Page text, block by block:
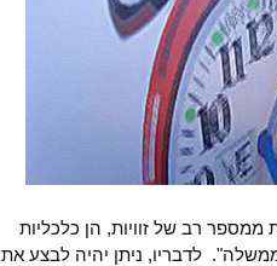
רב של זוויות, הן כלכליות
לדבריו, ניתן יהיה לבצע את